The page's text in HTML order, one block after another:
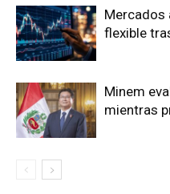
Mercados
flexible
Minem
mientras